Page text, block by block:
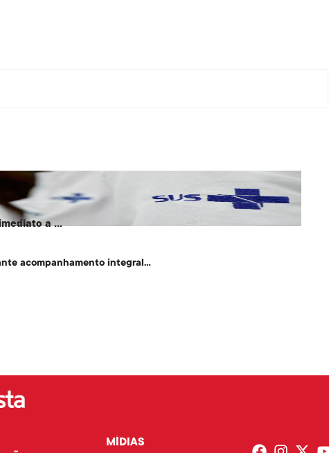
a ...
acompanhamento integral...
MÍDIAS